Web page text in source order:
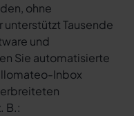
ohne
Tausende
und
Sie automatisierte
Inbox
B.: